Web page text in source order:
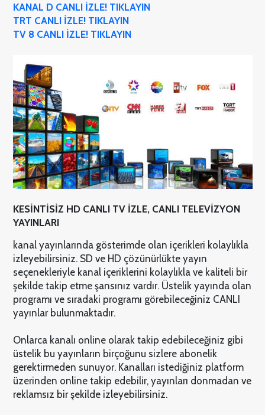
KANAL D CANLI İZLE! TIKLAYIN
TRT CANLI İZLE! TIKLAYIN
TV 8 CANLI İZLE! TIKLAYIN
KESİNTİSİZ HD CANLI TV İZLE, CANLI TELEVİZYON
YAYINLARI
kanal yayınlarında gösterimde olan içerikleri kolaylıkla
izleyebilirsiniz. SD ve HD çözünürlükte yayın
seçenekleriyle kanal içeriklerini kolaylıkla ve kaliteli bir
şekilde takip etme şansınız vardır. Üstelik yayında olan
programı ve sıradaki programı görebileceğiniz CANLI
yayınlar bulunmaktadır.
Onlarca kanalı online olarak takip edebileceğiniz gibi
üstelik bu yayınların birçoğunu sizlere abonelik
gerektirmeden sunuyor. Kanalları istediğiniz platform
üzerinden online takip edebilir, yayınları donmadan ve
reklamsız bir şekilde izleyebilirsiniz.